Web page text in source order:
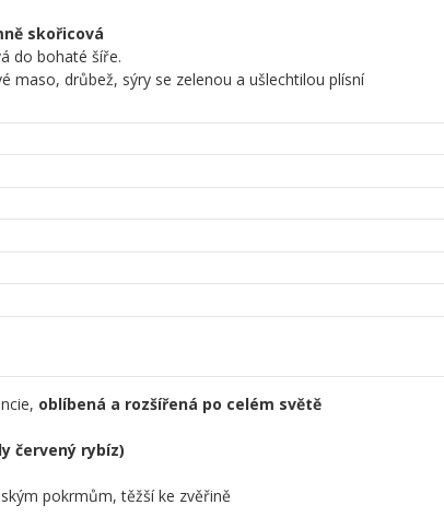
skořicová
do bohaté šíře.
maso, drůbež, sýry se zelenou a ušlechtilou plísní
oblíbená a rozšířená po celém světě
červený rybíz)
pokrmům, těžší ke zvěřině